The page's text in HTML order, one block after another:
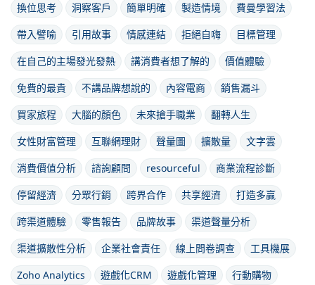
換位思考
洞察客戶 簡單明確 製造情境
費曼學習法
帶入譬喻
引用故事 情感連結 拒絕自嗨
目標管理
在自己的主場發光發熱
講消費者想了解的
價值體驗
免費的最貴
不講品牌想說的 內容電商
銷售漏斗
買家旅程
大腦的顏色 未來搶手職業
翻轉人生
女性財富管理
互聯網理財 聲量圖 擴散量
文字雲
消費價值分析
諮詢顧問 resourceful
商業流程診斷
停留經濟
分眾行銷 跨界合作 共享經濟
打造多贏
跨渠道體驗
零售報告 品牌故事
渠道聲量分析
渠道擴散性分析
企業社會責任 線上問卷調查
工具機展
Zoho Analytics
遊戲化CRM 遊戲化管理
行動購物